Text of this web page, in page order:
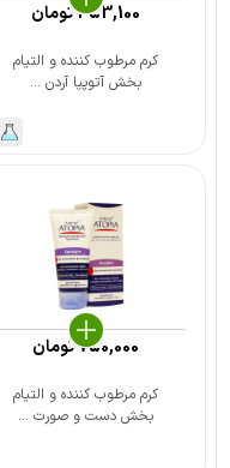
کرم مرطوب کننده و التیام
بخش آتوپیا آردن ...
453,100تومان
کرم مرطوب کننده و التیام
بخش دست و صورت ...
750,000تومان